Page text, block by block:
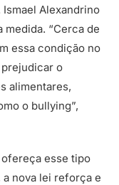
Ismael Alexandrino
medida. “Cerca de
essa condição no
o
alimentares,
o bullying”,
ofereça esse tipo
nova lei reforça e